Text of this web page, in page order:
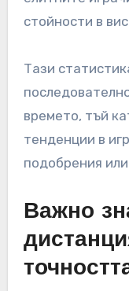
стойности в
Тази
времето, тъй
тенденции в
подобрения
Важно